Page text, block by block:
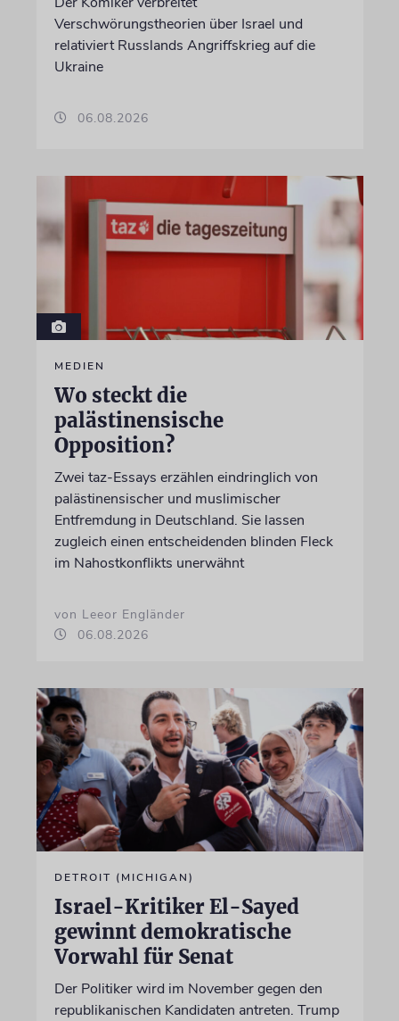
Verschwörungstheorien über Israel und
relativiert Russlands Angriffskrieg auf die
Ukraine
06.08.2026
MEDIEN
Wo steckt die
palästinensische
Opposition?
Zwei taz-Essays erzählen eindringlich von
palästinensischer und muslimischer
Entfremdung in Deutschland. Sie lassen
zugleich einen entscheidenden blinden Fleck
im Nahostkonflikts unerwähnt
von Leeor Engländer
06.08.2026
DETROIT (MICHIGAN)
Israel-Kritiker El-Sayed
gewinnt demokratische
Vorwahl für Senat
Der Politiker wird im November gegen den
republikanischen Kandidaten antreten. Trump